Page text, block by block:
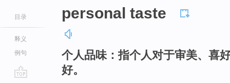
目录
释义
例句
personal taste
个人品味：指个人对于审美、喜
好。